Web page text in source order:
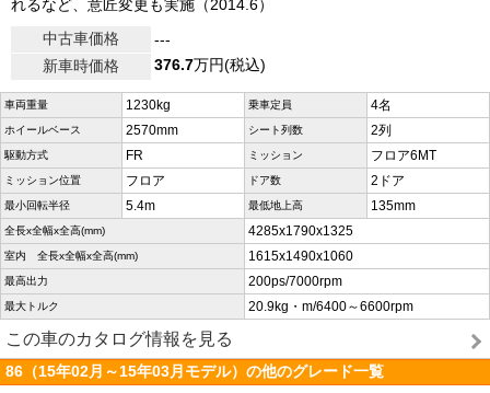
れるなど、意匠変更も実施（2014.6）
中古車価格
---
新車時価格
376.7万円(税込)
車両重量 1230kg 乗車定員 4名
ホイールベース 2570mm シート列数 2列
駆動方式 FR ミッション フロア6MT
ミッション位置 フロア ドア数 2ドア
最小回転半径 5.4m 最低地上高 135mm
全長x全幅x全高(mm) 4285x1790x1325
室内 全長x全幅x全高(mm) 1615x1490x1060
最高出力 200ps/7000rpm
最大トルク 20.9kg・m/6400～6600rpm
この車のカタログ情報を見る
86（15年02月～15年03月モデル）の他のグレード一覧